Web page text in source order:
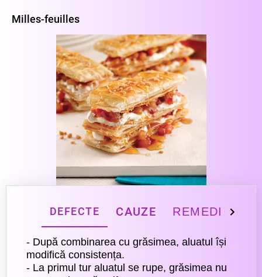
Milles-feuilles
DEFECTE CAUZE REMEDIERI
- După combinarea cu grăsimea, aluatul își
modifică consistența.
- La primul tur aluatul se rupe, grăsimea nu